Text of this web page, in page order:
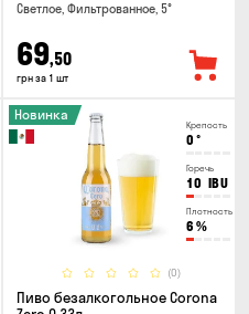
Светлое, Фильтрованное, 5°
69,50
грн за 1 шт
Крепость
0 °
Горечь
10 IBU
Плотность
6 %
(0)
Новинка
Пиво безалкогольное Corona